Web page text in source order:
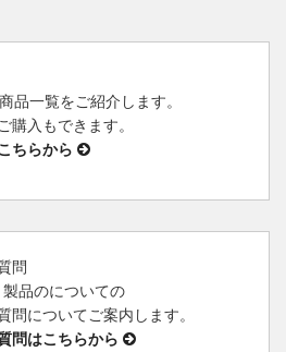
品一覧をご紹介します。
購入もできます。
ちらから
問
品のについての
問についてご案内します。
問はこちらから